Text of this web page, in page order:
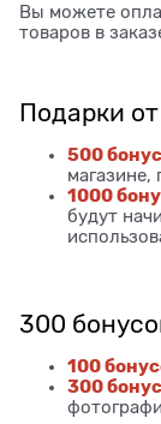
Вы можете
товаров в
Подарки
500
магазине,
1000
будут
300
100
300